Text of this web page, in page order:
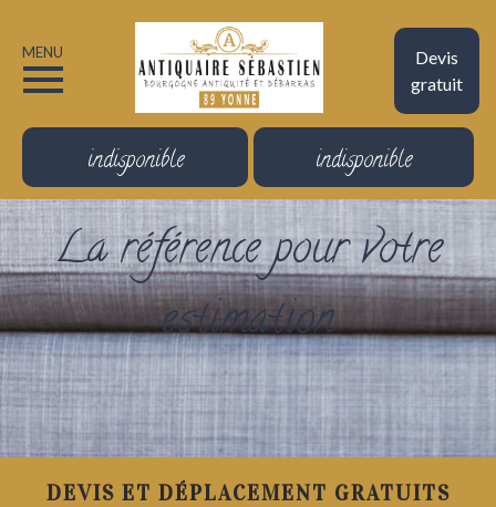
Devis
gratuit
MENU
indisponible indisponible
La référence pour votre
estimation
DEVIS ET DÉPLACEMENT GRATUITS